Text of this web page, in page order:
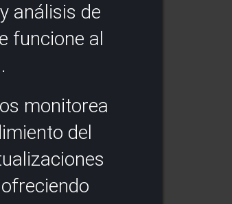
análisis de
funcione al
monitorea
del